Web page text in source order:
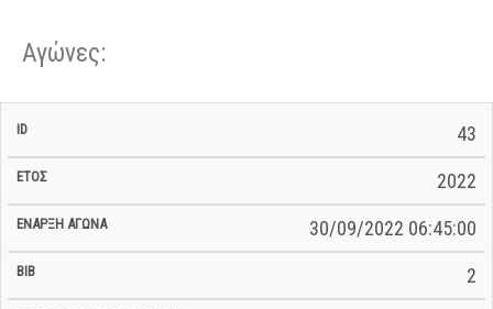
Αγώνες:
Αγώνα
Ημερομηνία
43
2022
30/09/2022 06:45:00
2